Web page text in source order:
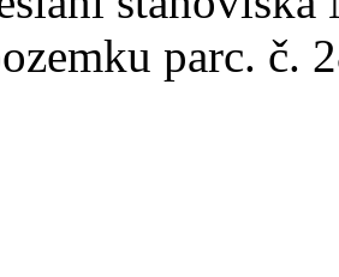
parc. č.